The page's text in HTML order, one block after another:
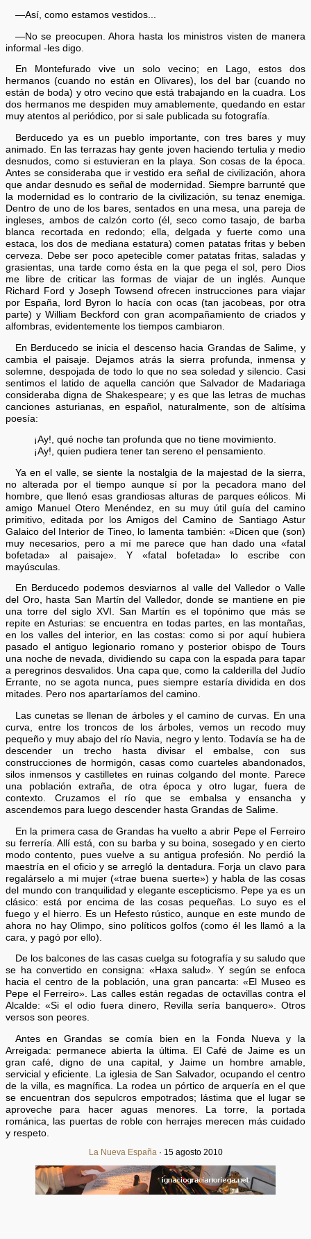
—Así, como estamos vestidos...
—No se preocupen. Ahora hasta los ministros visten de manera
informal -les digo.
En Montefurado vive un solo vecino; en Lago, estos dos
hermanos (cuando no están en Olivares), los del bar (cuando no
están de boda) y otro vecino que está trabajando en la cuadra. Los
dos hermanos me despiden muy amablemente, quedando en estar
muy atentos al periódico, por si sale publicada su fotografía.
Berducedo ya es un pueblo importante, con tres bares y muy
animado. En las terrazas hay gente joven haciendo tertulia y medio
desnudos, como si estuvieran en la playa. Son cosas de la época.
Antes se consideraba que ir vestido era señal de civilización, ahora
que andar desnudo es señal de modernidad. Siempre barrunté que
la modernidad es lo contrario de la civilización, su tenaz enemiga.
Dentro de uno de los bares, sentados en una mesa, una pareja de
ingleses, ambos de calzón corto (él, seco como tasajo, de barba
blanca recortada en redondo; ella, delgada y fuerte como una
estaca, los dos de mediana estatura) comen patatas fritas y beben
cerveza. Debe ser poco apetecible comer patatas fritas, saladas y
grasientas, una tarde como ésta en la que pega el sol, pero Dios
me libre de criticar las formas de viajar de un inglés. Aunque
Richard Ford y Joseph Towsend ofrecen instrucciones para viajar
por España, lord Byron lo hacía con ocas (tan jacobeas, por otra
parte) y William Beckford con gran acompañamiento de criados y
alfombras, evidentemente los tiempos cambiaron.
En Berducedo se inicia el descenso hacia Grandas de Salime, y
cambia el paisaje. Dejamos atrás la sierra profunda, inmensa y
solemne, despojada de todo lo que no sea soledad y silencio. Casi
sentimos el latido de aquella canción que Salvador de Madariaga
consideraba digna de Shakespeare; y es que las letras de muchas
canciones asturianas, en español, naturalmente, son de altísima
poesía:
¡Ay!, qué noche tan profunda que no tiene movimiento.
¡Ay!, quien pudiera tener tan sereno el pensamiento.
Ya en el valle, se siente la nostalgia de la majestad de la sierra,
no alterada por el tiempo aunque sí por la pecadora mano del
hombre, que llenó esas grandiosas alturas de parques eólicos. Mi
amigo Manuel Otero Menéndez, en su muy útil guía del camino
primitivo, editada por los Amigos del Camino de Santiago Astur
Galaico del Interior de Tineo, lo lamenta también: «Dicen que (son)
muy necesarios, pero a mí me parece que han dado una «fatal
bofetada» al paisaje». Y «fatal bofetada» lo escribe con
mayúsculas.
En Berducedo podemos desviarnos al valle del Valledor o Valle
del Oro, hasta San Martín del Valledor, donde se mantiene en pie
una torre del siglo XVI. San Martín es el topónimo que más se
repite en Asturias: se encuentra en todas partes, en las montañas,
en los valles del interior, en las costas: como si por aquí hubiera
pasado el antiguo legionario romano y posterior obispo de Tours
una noche de nevada, dividiendo su capa con la espada para tapar
a peregrinos desvalidos. Una capa que, como la calderilla del Judío
Errante, no se agota nunca, pues siempre estaría dividida en dos
mitades. Pero nos apartaríamos del camino.
Las cunetas se llenan de árboles y el camino de curvas. En una
curva, entre los troncos de los árboles, vemos un recodo muy
pequeño y muy abajo del río Navia, negro y lento. Todavía se ha de
descender un trecho hasta divisar el embalse, con sus
construcciones de hormigón, casas como cuarteles abandonados,
silos inmensos y castilletes en ruinas colgando del monte. Parece
una población extraña, de otra época y otro lugar, fuera de
contexto. Cruzamos el río que se embalsa y ensancha y
ascendemos para luego descender hasta Grandas de Salime.
En la primera casa de Grandas ha vuelto a abrir Pepe el Ferreiro
su ferrería. Allí está, con su barba y su boina, sosegado y en cierto
modo contento, pues vuelve a su antigua profesión. No perdió la
maestría en el oficio y se arregló la dentadura. Forja un clavo para
regalárselo a mi mujer («trae buena suerte») y habla de las cosas
del mundo con tranquilidad y elegante escepticismo. Pepe ya es un
clásico: está por encima de las cosas pequeñas. Lo suyo es el
fuego y el hierro. Es un Hefesto rústico, aunque en este mundo de
ahora no hay Olimpo, sino políticos golfos (como él les llamó a la
cara, y pagó por ello).
De los balcones de las casas cuelga su fotografía y su saludo que
se ha convertido en consigna: «Haxa salud». Y según se enfoca
hacia el centro de la población, una gran pancarta: «El Museo es
Pepe el Ferreiro». Las calles están regadas de octavillas contra el
Alcalde: «Si el odio fuera dinero, Revilla sería banquero». Otros
versos son peores.
Antes en Grandas se comía bien en la Fonda Nueva y la
Arreigada: permanece abierta la última. El Café de Jaime es un
gran café, digno de una capital, y Jaime un hombre amable,
servicial y eficiente. La iglesia de San Salvador, ocupando el centro
de la villa, es magnífica. La rodea un pórtico de arquería en el que
se encuentran dos sepulcros empotrados; lástima que el lugar se
aproveche para hacer aguas menores. La torre, la portada
románica, las puertas de roble con herrajes merecen más cuidado
y respeto.
La Nueva España · 15 agosto 2010